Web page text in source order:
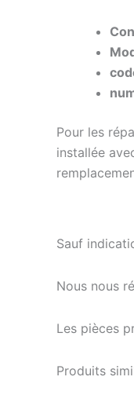
Pour les
installée
Sauf
Nous nous
Les pièces
Produits